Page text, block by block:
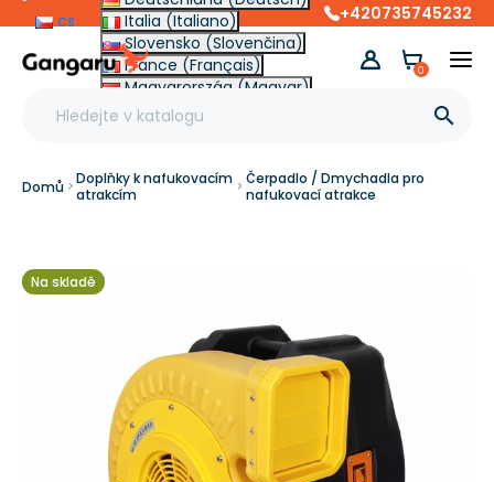
cs
Italia (Italiano)
Slovensko (Slovenčina)
France (Français)
Magyarország (Magyar)
Other (English €)
+420735745232

0
Domů
Doplňky k nafukovacím
atrakcím
Čerpadlo / Dmychadla pro
nafukovací atrakce
Na skladě